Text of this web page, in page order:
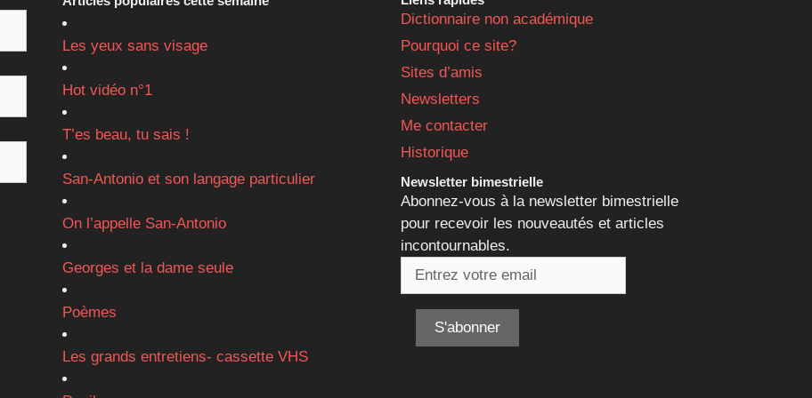
Les yeux sans visage
Hot vidéo n°1
T’es beau, tu sais !
San-Antonio et son langage particulier
On l’appelle San-Antonio
Georges et la dame seule
Poèmes
Les grands entretiens- cassette VHS
Dictionnaire non académique
Pourquoi ce site?
Sites d’amis
Newsletters
Me contacter
Historique
Newsletter bimestrielle
Abonnez-vous à la newsletter bimestrielle
pour recevoir les nouveautés et articles
incontournables.